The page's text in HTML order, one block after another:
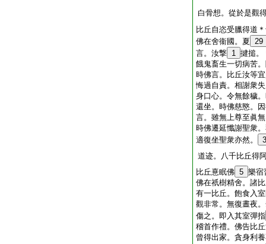
白骨想。從於是觀
比丘自恣受臘得道
佛在舍衞國。夏 29
言。汝撃 1 揵搥。
餓鬼畜生一切病苦
時佛言。比丘汝等
悔過自責。相謝衆
身口心。令無餘穢
還坐。時佛慈愍。
言。雖無上尊至眞
時佛遷延懺謝聖衆
適復坐聖衆亦然。
3
道迹。八千比丘得
比丘憙眠佛 5 樂宿
佛在祇樹精舍。諸
有一比丘。飽食入
觀非常。無復晝夜
傷之。即入其室彈指
稽首作禮。佛告比
曾得出家。貪身利